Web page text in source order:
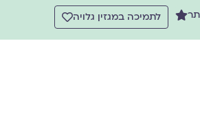
לתמיכה במגזין גלויה